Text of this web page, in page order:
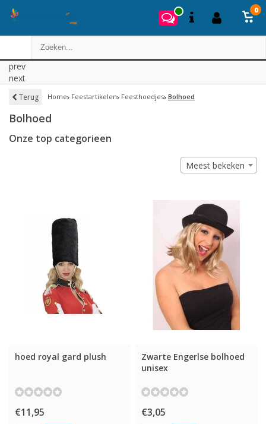
0
prev
next
Terug Home Feestartikelen Feesthoedjes Bolhoed
Bolhoed
Onze top categorieen
Meest bekeken
hoed royal gard plush
€11,95
Zwarte Engerlse bolhoed
unisex
€3,05